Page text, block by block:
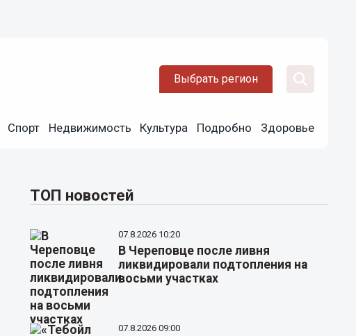
Выбрать регион
Спорт Недвижимость Культура Подробно Здоровье
ТОП новостей
07.8.2026 10:20
В Череповце после ливня
ликвидировали подтопления на
восьми участках
07.8.2026 09:00